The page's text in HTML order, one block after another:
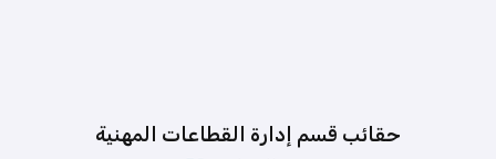
حقائب قسم إدارة القطاعات المهنية